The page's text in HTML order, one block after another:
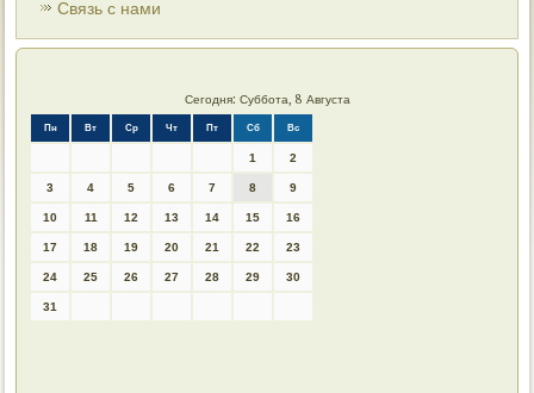
Связь с нами
Сегодня: Суббота, 8 Августа
Пн Вт Ср Чт Пт Сб Вс
1 2
3 4 5 6 7 8 9
10 11 12 13 14 15 16
17 18 19 20 21 22 23
24 25 26 27 28 29 30
31